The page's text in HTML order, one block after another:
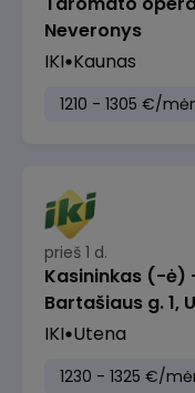
Neveronys
IKI Kaunas
1210 - 1305 €/
prieš 1 d.
Kasininkas (-
Bartašiaus g. 1,
IKI Utena
1230 - 1325 €/